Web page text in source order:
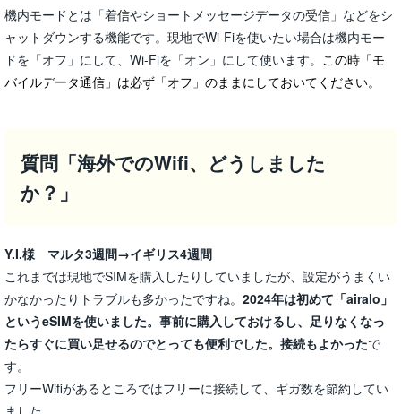
機内モードとは「着信やショートメッセージデータの受信」などをシ
ャットダウンする機能です。現地でWi-Fiを使いたい場合は機内モー
ドを「オフ」にして、Wi-Fiを「オン」にして使います。 この時「モ
バイルデータ通信」は必ず「オフ」のままにしておいてください。
質問「海外でのWifi、どうしました
か？」
Y.I.様 マルタ3週間→イギリス4週間
これまでは現地でSIMを購入したりしていましたが、設定がうまくい
かなかったりトラブルも多かったですね。 2024年は初めて「airalo」
というeSIMを使いました。事前に購入しておけるし、足りなくなっ
たらすぐに買い足せるのでとっても便利でした。接続もよかったで
す。
フリーWifiがあるところではフリーに接続して、ギガ数を節約してい